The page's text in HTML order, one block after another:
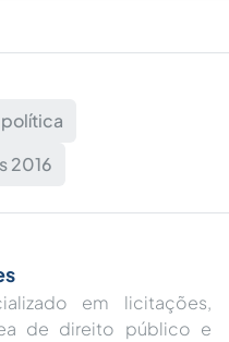
2016
em licitações,
de direito público e